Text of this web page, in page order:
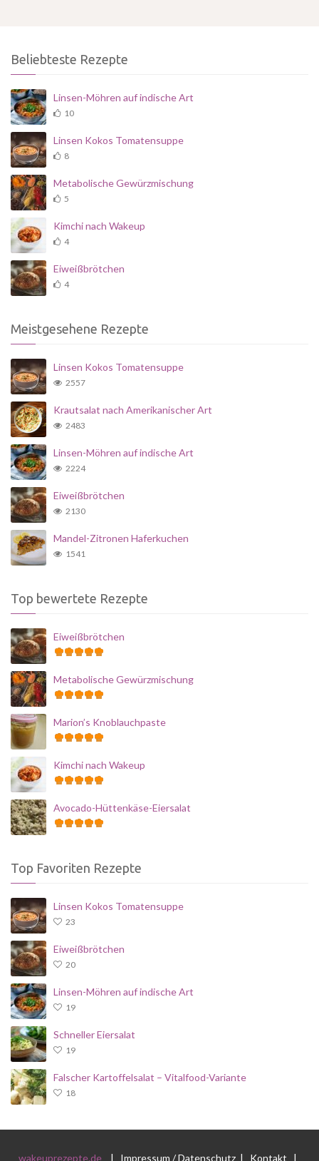
Beliebteste Rezepte
Linsen-Möhren auf indische Art
10
Linsen Kokos Tomatensuppe
8
Metabolische Gewürzmischung
5
Kimchi nach Wakeup
4
Eiweißbrötchen
4
Meistgesehene Rezepte
Linsen Kokos Tomatensuppe
2557
Krautsalat nach Amerikanischer Art
2483
Linsen-Möhren auf indische Art
2224
Eiweißbrötchen
2130
Mandel-Zitronen Haferkuchen
1541
Top bewertete Rezepte
Eiweißbrötchen
Metabolische Gewürzmischung
Marion’s Knoblauchpaste
Kimchi nach Wakeup
Avocado-Hüttenkäse-Eiersalat
Top Favoriten Rezepte
Linsen Kokos Tomatensuppe
23
Eiweißbrötchen
20
Linsen-Möhren auf indische Art
19
Schneller Eiersalat
19
Falscher Kartoffelsalat – Vitalfood-Variante
18
wakeuprezepte.de| Impressum / Datenschutz| Kontakt |